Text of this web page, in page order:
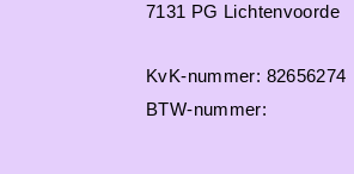
7131 PG Lichtenvoorde
KvK-nummer: 82656274
BTW-nummer: